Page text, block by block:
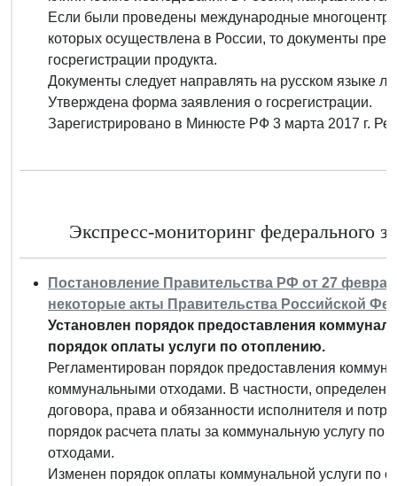
Если были проведены международные
которых осуществлена в России, то документы
госрегистрации продукта.
Документы следует направлять на русском языке
Утверждена форма заявления о госрегистрации.
Зарегистрировано в Минюсте РФ 3 марта 2017 г.
Экспресс-мониторинг федерального
Постановление Правительства РФ от 27
некоторые акты Правительства Российской
Установлен порядок предоставления
порядок оплаты услуги по отоплению.
Регламентирован порядок предоставления
коммунальными отходами. В частности,
договора, права и обязанности исполнителя и
порядок расчета платы за коммунальную услугу
отходами.
Изменен порядок оплаты коммунальной услуги по